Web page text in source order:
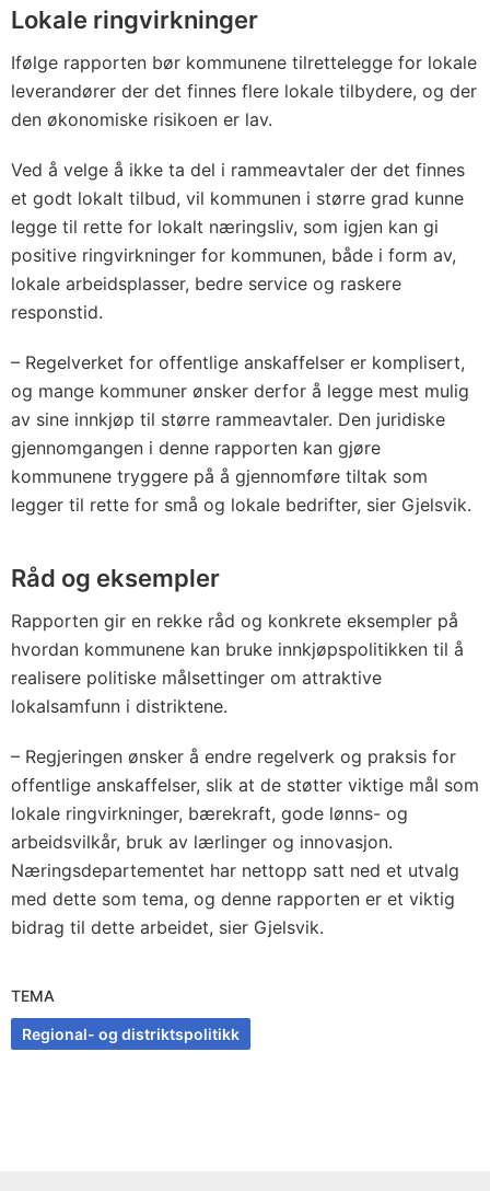
Lokale ringvirkninger
Ifølge rapporten bør kommunene tilrettelegge for lokale
leverandører der det finnes flere lokale tilbydere, og der
den økonomiske risikoen er lav.
Ved å velge å ikke ta del i rammeavtaler der det finnes
et godt lokalt tilbud, vil kommunen i større grad kunne
legge til rette for lokalt næringsliv, som igjen kan gi
positive ringvirkninger for kommunen, både i form av,
lokale arbeidsplasser, bedre service og raskere
responstid.
– Regelverket for offentlige anskaffelser er komplisert,
og mange kommuner ønsker derfor å legge mest mulig
av sine innkjøp til større rammeavtaler. Den juridiske
gjennomgangen i denne rapporten kan gjøre
kommunene tryggere på å gjennomføre tiltak som
legger til rette for små og lokale bedrifter, sier Gjelsvik.
Råd og eksempler
Rapporten gir en rekke råd og konkrete eksempler på
hvordan kommunene kan bruke innkjøps­politikken til å
realisere politiske målsettinger om attraktive
lokalsamfunn i distriktene.
– Regjeringen ønsker å endre regelverk og praksis for
offentlige anskaffelser, slik at de støtter viktige mål som
lokale ringvirkninger, bærekraft, gode lønns- og
arbeidsvilkår, bruk av lærlinger og innovasjon.
Næringsdepartementet har nettopp satt ned et utvalg
med dette som tema, og denne rapporten er et viktig
bidrag til dette arbeidet, sier Gjelsvik.
TEMA
Regional- og distriktspolitikk